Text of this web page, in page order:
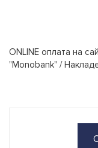
ONLINE оплата на
"Monobank" /